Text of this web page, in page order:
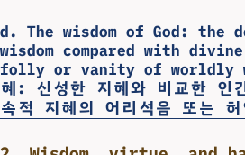
d. The wisdom of God: the
wisdom compared with
folly or vanity of worldly
혜: 신성한 지혜와 비교한 인
속적 지혜의 어리석음 또는 허